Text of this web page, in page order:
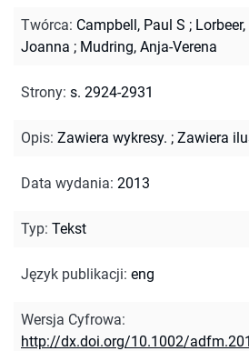
Twórca: Campbell, Paul S ;
Joanna ; Mudring, Anja-Verena
Strony: s. 2924-2931
Opis: Zawiera wykresy. ; Zawiera
Data wydania: 2013
Typ: Tekst
Język publikacji: eng
Wersja Cyfrowa:
http://dx.doi.org/10.1002/